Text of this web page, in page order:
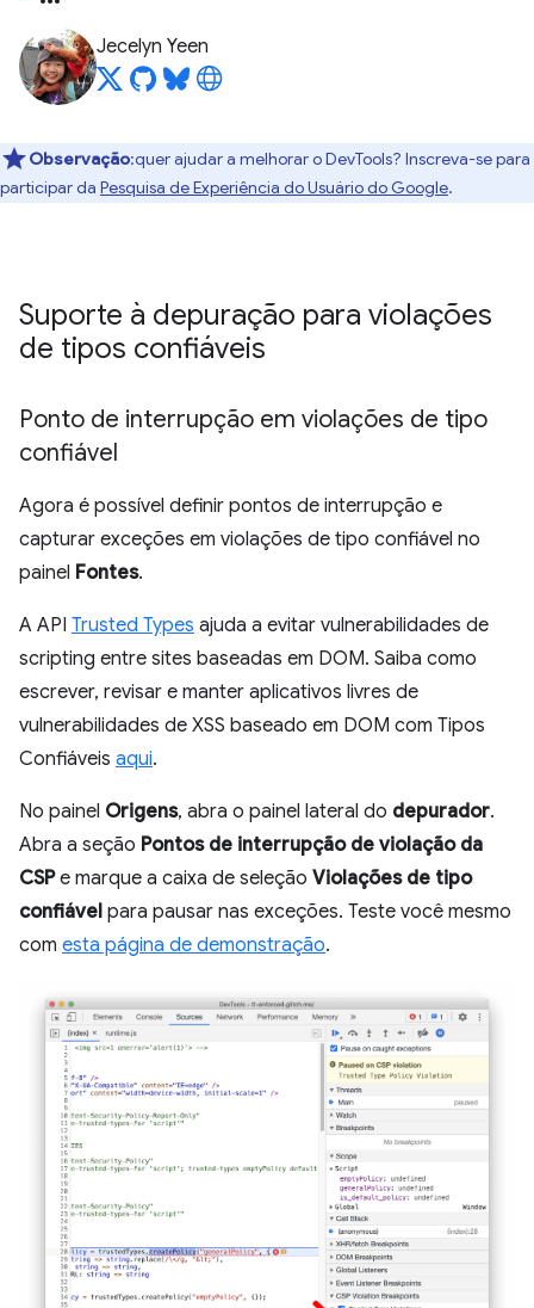
Jecelyn Yeen
Observação:quer ajudar a melhorar o DevTools? Inscreva-se para
participar da Pesquisa de Experiência do Usuário do Google.
Suporte à depuração para violações
de tipos confiáveis
Ponto de interrupção em violações de tipo
confiável
Agora é possível definir pontos de interrupção e
capturar exceções em violações de tipo confiável no
painel Fontes.
A API Trusted Types ajuda a evitar vulnerabilidades de
scripting entre sites baseadas em DOM. Saiba como
escrever, revisar e manter aplicativos livres de
vulnerabilidades de XSS baseado em DOM com Tipos
Confiáveis aqui.
No painel Origens, abra o painel lateral do depurador.
Abra a seção Pontos de interrupção de violação da
CSPe marque a caixa de seleção Violações de tipo
confiável para pausar nas exceções. Teste você mesmo
com esta página de demonstração.